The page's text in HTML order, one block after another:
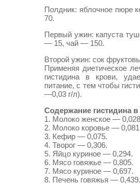
Полдник: яблочное пюре
70.
Первый ужин: капуста
— 15, чай — 150.
Второй ужин: сок
Применяя диетическое
гистидина в крови,
питание, с тем чтобы
—0,03 г/л).
Содержание гистидина в
1. Молоко женское —
2. Молоко коровье —
3. Кефир — 0,075.
4. Творог — 0,306.
5. Яйцо куриное — 0,294.
6. Мясо говяжье — 0,805.
7. Мясо куриное — 0,697.
8. Печень говяжья — 0,439.